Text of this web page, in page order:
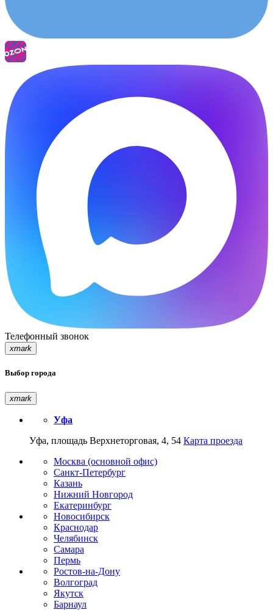
Телефонный звонок
xmark
Выбор города
xmark
Уфа
Уфа, площадь Верхнеторговая, 4, 54 Карта проезда
Москва (основной офис)
Санкт-Петербург
Казань
Нижний Новгород
Екатеринбург
Новосибирск
Краснодар
Челябинск
Самара
Пермь
Ростов-на-Дону
Волгоград
Якутск
Барнаул